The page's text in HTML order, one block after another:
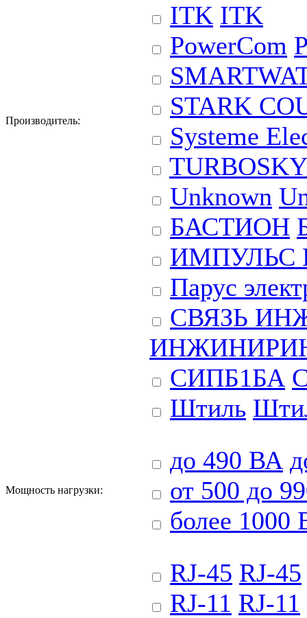
Производитель:
ITK ITK
PowerCom
STARK
Systeme
TURBOSKY
Unknown
БАСТИОН
ИМПУЛЬС
Парус
СВЯЗЬ
СИПБ1БА
Штиль
Мощность нагрузки:
до 490 ВА
от 500 до
более 1000
RJ-45 RJ-45
RJ-11 RJ-11